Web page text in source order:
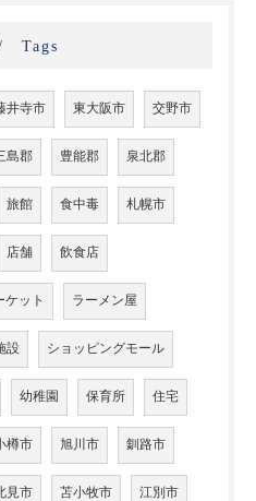
Tags
井寺市 東大阪市 交野市
島郡 豊能郡 泉北郡
旅館 食中毒 札幌市
店舗 飲食店
ケット ラーメン屋
設 ショッピングモール
幼稚園 保育所 住宅
樽市 旭川市 釧路市
見市 苫小牧市 江別市